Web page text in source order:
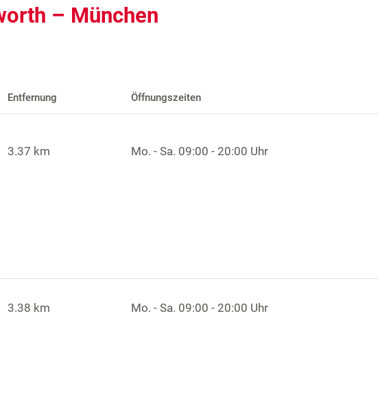
– München
Entfernung Öffnungszeiten
3.37 km Mo. - Sa. 09:00 - 20:00 Uhr
3.38 km Mo. - Sa. 09:00 - 20:00 Uhr